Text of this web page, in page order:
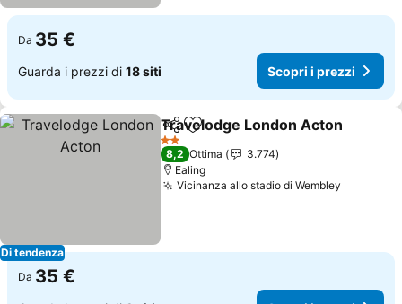
Da 35 €
Guarda i prezzi di 18 siti Scopri i prezzi
Di tendenza
CondividiAggiungi ai preferiti
Travelodge London Acton
2 Stelle
8,2 Ottima
3.774
Ealing
Vicinanza allo stadio di Wembley
Da 35 €